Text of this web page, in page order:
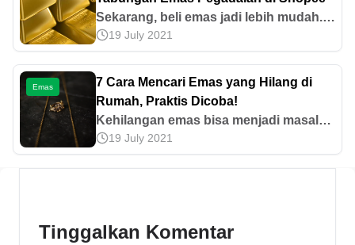
Sekarang, beli emas jadi lebih mudah.
Dulunya perlu modal ratusan ribu
rupiah, kini bisa mulai dari lima ratus
rupiah dengan Tabungan Emas
Pegadaian di Shopee
19 July 2021
Emas
7 Cara Mencari Emas yang Hilang di
Rumah, Praktis Dicoba!
Kehilangan emas bisa menjadi masalah
yang berlarut-larut jika tidak segera
diselesaikan. Mari simak cara mencari
19 July 2021
Tinggalkan Komentar